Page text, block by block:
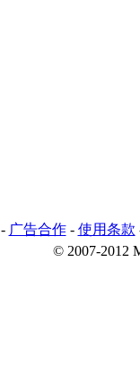
- 广告合作- 使用条款
© 2007-2012